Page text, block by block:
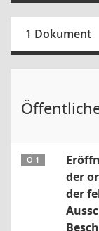
1 Dokument
Ö 1
der
der